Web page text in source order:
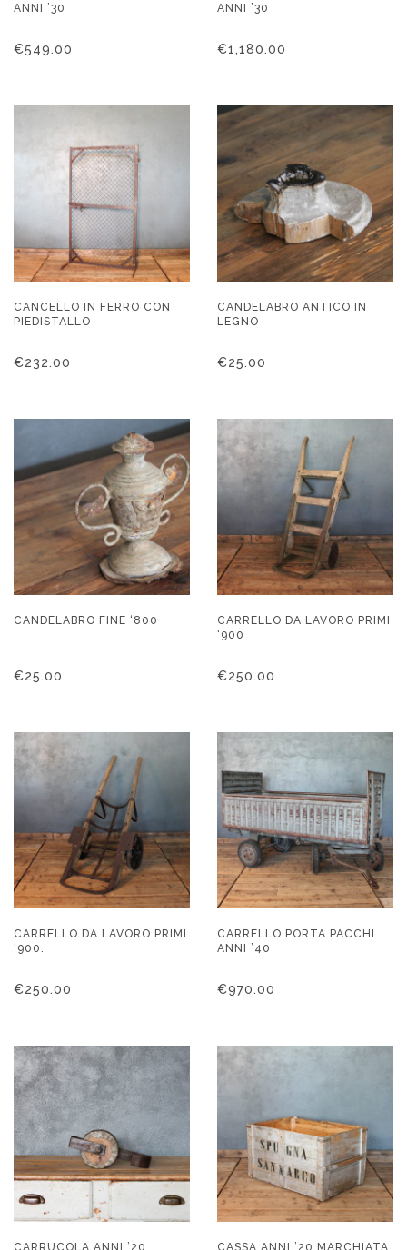
ANNI ’30
€549.00
ANNI ’30
€1,180.00
CANCELLO IN FERRO CON
PIEDISTALLO
€232.00
CANDELABRO ANTICO IN
LEGNO
€25.00
CANDELABRO FINE ‘800
€25.00
CARRELLO DA LAVORO PRIMI
‘900
€250.00
CARRELLO DA LAVORO PRIMI
‘900.
€250.00
CARRELLO PORTA PACCHI
ANNI ’40
€970.00
CARRUCOLA ANNI ’20 CASSA ANNI ’20 MARCHIATA